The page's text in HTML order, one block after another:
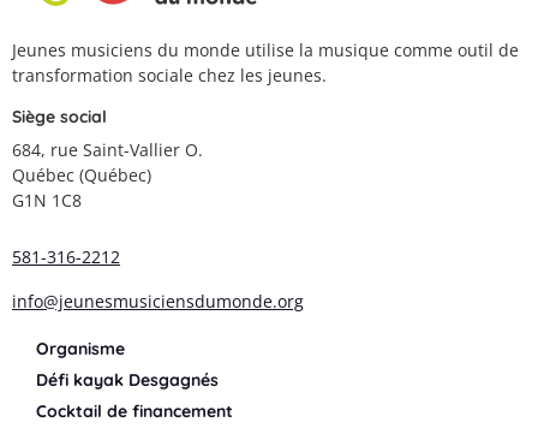
Jeunes musiciens du monde utilise la musique comme outil de
transformation sociale chez les jeunes.
Siège social
684, rue Saint-Vallier O.
Québec (Québec)
G1N 1C8
581-316-2212
info@jeunesmusiciensdumonde.org
Organisme
Défi kayak Desgagnés
Cocktail de financement